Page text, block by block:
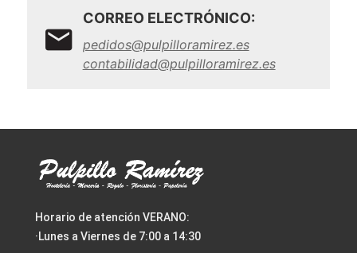
CORREO ELECTRÓNICO:
pedidos@pulpilloramirez.es
contabilidad@pulpilloramirez.es
Horario de atención VERANO:
·Lunes a Viernes de 7:00 a 14:30